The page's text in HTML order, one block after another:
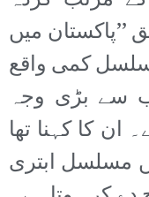
میں
کمی واقع
بڑی وجہ
کا کہنا تھا
مسلسل ابتری